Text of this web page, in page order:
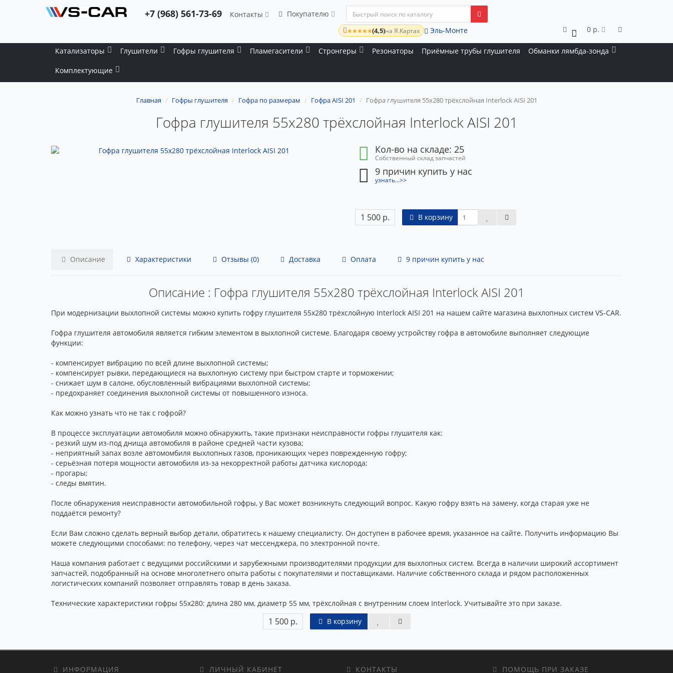
+7 (968) 561-73-69 Контакты Покупателю
★★★★★(4,5)на Я.Картах Эль-Монте 0 0 р.
Катализаторы Глушители Гофры глушителя Пламегасители Стронгеры Резонаторы Приёмные трубы глушителя Обманки лямбда-зонда
Комплектующие
Главная Гофры глушителя Гофра по размерам Гофра AISI 201 Гофра глушителя 55x280 трёхслойная Interlock AISI 201
Гофра глушителя 55x280 трёхслойная Interlock AISI 201
Кол-во на складе: 25
Собственный склад запчастей
9 причин купить у нас
узнать...>>
1 500 р. В корзину
Описание Характеристики Отзывы (0) Доставка Оплата 9 причин купить у нас
Описание : Гофра глушителя 55x280 трёхслойная Interlock AISI 201
При модернизации выхлопной системы можно купить гофру глушителя 55x280 трёхслойную Interlock AISI 201 на нашем сайте магазина выхлопных систем VS-CAR.
Гофра глушителя автомобиля является гибким элементом в выхлопной системе. Благодаря своему устройству гофра в автомобиле выполняет следующие
функции:
- компенсирует вибрацию по всей длине выхлопной системы;
- компенсирует рывки, передающиеся на выхлопную систему при быстром старте и торможении;
- снижает шум в салоне, обусловленный вибрациями выхлопной системы;
- предохраняет соединения выхлопной системы от повышенного износа.
Как можно узнать что не так с гофрой?
В процессе эксплуатации автомобиля можно обнаружить, такие признаки неисправности гофры глушителя как:
- резкий шум из-под днища автомобиля в районе средней части кузова;
- неприятный запах возле автомомбиля выхлопных газов, проникающих через поврежденную гофру;
- серьёзная потеря мощности автомобиля из-за некорректной работы датчика кислорода;
- прогары;
- следы вмятин.
После обнаружения неисправности автомобильной гофры, у Вас может возникнуть следующий вопрос. Какую гофру взять на замену, когда старая уже не
поддаётся ремонту?
Если Вам сложно сделать верный выбор детали, обратитесь к нашему специалисту. Он доступен в рабочее время, указанное на сайте. Получить информацию Вы
можете следующими способами: по телефону, через чат мессенджера, по электронной почте.
Наша компания работает с ведущими российскими и зарубежными производителями продукции для выхлопных систем. Всегда в наличии широкий ассортимент
запчастей, подобранный на основе многолетнего опыта работы с покупателями и поставщиками. Наличие собственного склада и рядом расположенных
логистических компаний позволяет отправлять товар в день заказа.
Технические характеристики гофры 55x280: длина 280 мм, диаметр 55 мм, трёхслойная с внутренним слоем Interlock. Учитывайте это при заказе.
1 500 р. В корзину
ИНФОРМАЦИЯ ЛИЧНЫЙ КАБИНЕТ КОНТАКТЫ ПОМОЩЬ ПРИ ЗАКАЗЕ